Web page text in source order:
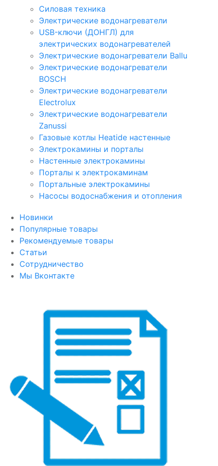
Силовая техника
Электрические водонагреватели
USB-ключи (ДОНГЛ) для
электрических водонагревателей
Электрические водонагреватели Ballu
Электрические водонагреватели
BOSCH
Электрические водонагреватели
Electrolux
Электрические водонагреватели
Zanussi
Газовые котлы Heatide настенные
Электрокамины и порталы
Настенные электрокамины
Порталы к электрокаминам
Портальные электрокамины
Насосы водоснабжения и отопления
Новинки
Популярные товары
Рекомендуемые товары
Статьи
Сотрудничество
Мы Вконтакте